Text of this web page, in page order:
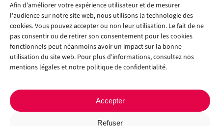
Afin d'améliorer votre expérience utilisateur et de mesurer
l'audience sur notre site web, nous utilisons la technologie des
cookies. Vous pouvez accepter ou non leur utilisation. Le fait de ne
pas consentir ou de retirer son consentement pour les cookies
fonctionnels peut néanmoins avoir un impact sur la bonne
utilisation du site web. Pour plus d'informations, consultez nos
mentions légales et notre politique de confidentialité.
Accepter
Refuser